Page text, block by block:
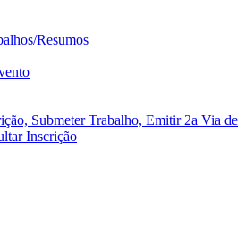
Resumos
Submeter Trabalho, Emitir 2a Via de
Inscrição